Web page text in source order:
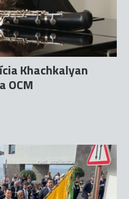
Khachkalyan
OCM